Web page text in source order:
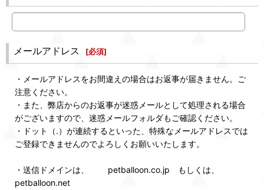
メールアドレス [必須]
・メールアドレスをお間違えの場合はお返事が届きません。ご
注意ください。
・また、弊店からのお返事が迷惑メールとして処理される場合
がございますので、迷惑メールフォルダもご確認ください。
・ドット（.）が連続するといった、特殊なメールアドレスでは
ご登録できませんのでよろしくお願いいたします。
・送信ドメインは、 petballoon.co.jp もしくは、
petballoon.net